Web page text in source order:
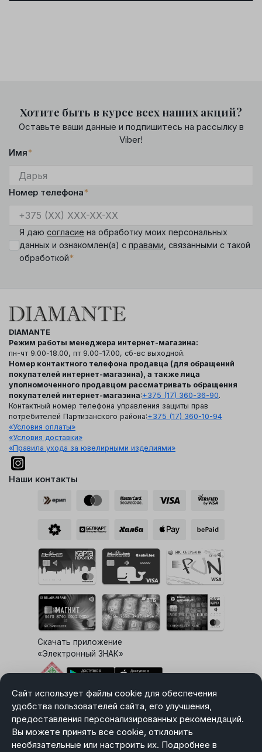
Сайт использует файлы cookie для обеспечения
удобства пользователей сайта, его улучшения,
предоставления персонализированных рекомендаций.
Вы можете принять все cookie, отклонить
необязательные или настроить их. Подробнее в
Хотите быть в курсе всех наших акций?
Оставьте ваши данные и подпишитесь на рассылку в
Viber!
Имя*
Номер телефона*
Я даю согласие на обработку моих персональных
данных и ознакомлен(а) с правами , связанными с такой
обработкой*
DIAMANTE
Режим работы менеджера интернет-магазина:
пн-чт 9.00-18.00, пт 9.00-17.00, сб-вс выходной.
Номер контактного телефона продавца (для обращений
покупателей интернет-магазина), а также лица
уполномоченного продавцом рассматривать обращения
покупателей интернет-магазина:+375 (17) 360-36-90.
Контактный номер телефона управления защиты прав
потребителей Партизанского района:+375 (17) 360-10-94
«Условия оплаты»
«Условия доставки»
«Правила ухода за ювелирными изделиями»
Наши контакты
Скачать приложение
«Электронный ЗНАК»
Выбор настроек Cookie
Карта сайта